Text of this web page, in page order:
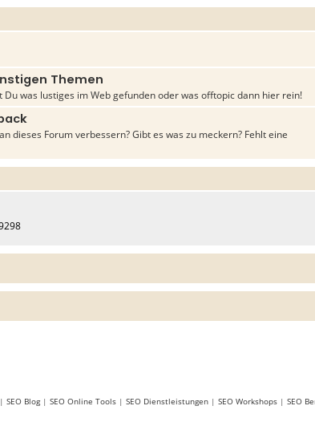
Themen
was lustiges im Web gefunden oder was offtopic dann hier rein!
dieses Forum verbessern? Gibt es was zu meckern? Fehlt eine
SEO Blog| SEO Online Tools| SEO Dienstleistungen| SEO Workshops| SEO